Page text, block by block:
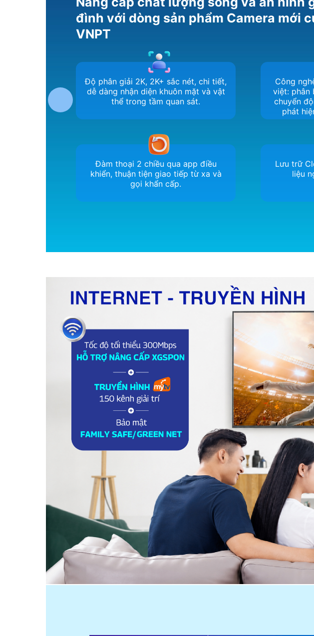
đình với dòng sản phẩm Camera mới
VNPT
Độ phân giải 2K, 2K+ sắc nét, chi tiết,
dễ dàng nhận diện khuôn mặt và vật
thể trong tầm quan sát.
Công
việt: phân
chuyển
phát
Đàm thoại 2 chiều qua app điều
khiển, thuận tiện giao tiếp từ xa và
gọi khẩn cấp.
Lưu trữ
liệu